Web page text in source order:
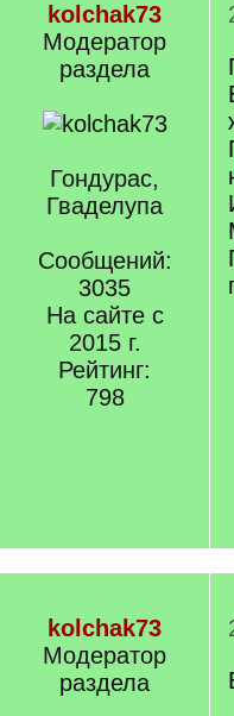
kolchak73
Модератор
раздела
Гондурас,
Гваделупа
Сообщений:
3035
На сайте с
2015 г.
Рейтинг:
798
kolchak73
Модератор
раздела